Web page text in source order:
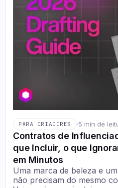
PARA CRIADORES ·5 min de
Contratos de
que Incluir, o que
em Minutos
Uma marca de beleza e
não precisam do mesmo